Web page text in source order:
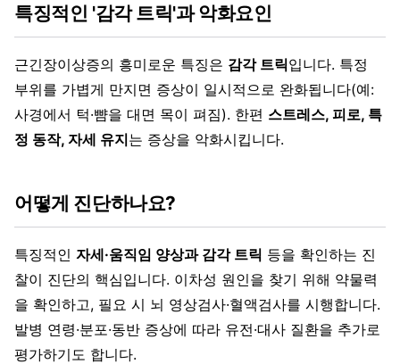
특징적인 '감각 트릭'과 악화요인
근긴장이상증의 흥미로운 특징은 감각 트릭입니다. 특정
부위를 가볍게 만지면 증상이 일시적으로 완화됩니다(예:
사경에서 턱·뺨을 대면 목이 펴짐). 한편 스트레스, 피로, 특
정 동작, 자세 유지는 증상을 악화시킵니다.
어떻게 진단하나요?
특징적인 자세·움직임 양상과 감각 트릭 등을 확인하는 진
찰이 진단의 핵심입니다. 이차성 원인을 찾기 위해 약물력
을 확인하고, 필요 시 뇌 영상검사·혈액검사를 시행합니다.
발병 연령·분포·동반 증상에 따라 유전·대사 질환을 추가로
평가하기도 합니다.